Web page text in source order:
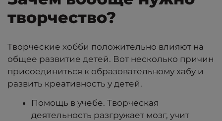
творчество?
Творческие хобби положительно влияют на
общее развитие детей. Вот несколько причин
присоединиться к образовательному хабу и
развить креативность у детей.
Помощь в учебе. Творческая
деятельность разгружает мозг, учит